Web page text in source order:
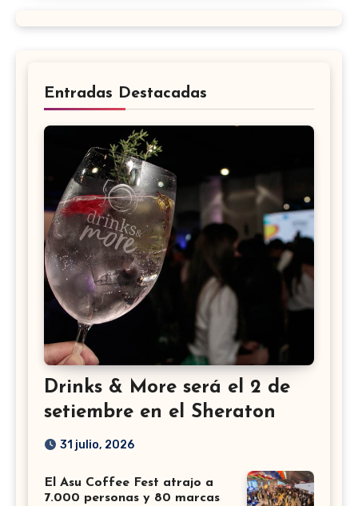
Entradas Destacadas
Drinks & More será el 2 de
setiembre en el Sheraton
31 julio, 2026
El Asu Coffee Fest atrajo a
7.000 personas y 80 marcas